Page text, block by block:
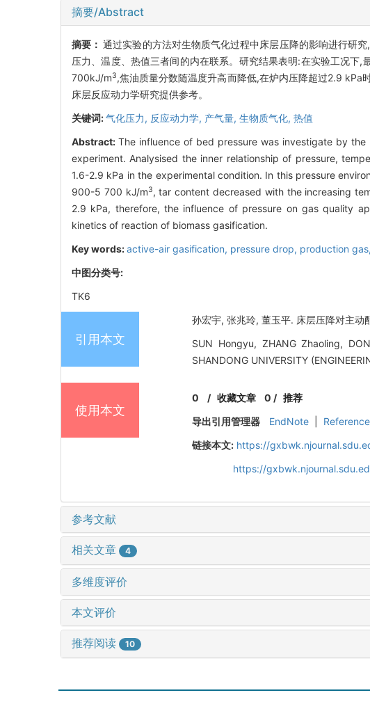
摘要/Abstract
摘要：通过实验的方法对生物质气化过程中床层压降的影响进行研
压力、温度、热值三者间的内在联系。研究结果表明:在实验工况
700kJ/m3,焦油质量分数随温度升高而降低,在炉内压降超过2.9 kPa
床层反应动力学研究提供参考。
关键词:气化压力, 反应动力学, 产气量, 生物质气化, 热值
Abstract:The influence of bed pressure was investigate by
experiment. Analysised the inner relationship of pressure,
1.6-2.9 kPa in the experimental condition. In this pressure
900-5 700 kJ/m3, tar content decreased with the increasing
2.9 kPa, therefore, the influence of pressure on gas quality
kinetics of reaction of biomass gasification.
Key words:active-air gasification, pressure drop, production gas,
中图分类号:
TK6
引用本文
孙宏宇, 张兆玲, 董玉平. 床层压降对主
SUN Hongyu, ZHANG Zhaoling,
SHANDONG UNIVERSITY
使用本文
0 /收藏文章 0 / 推荐
导出引用管理器
EndNote
链接本文: https://
https://
参考文献
相关文章 4
多维度评价
本文评价
推荐阅读 10